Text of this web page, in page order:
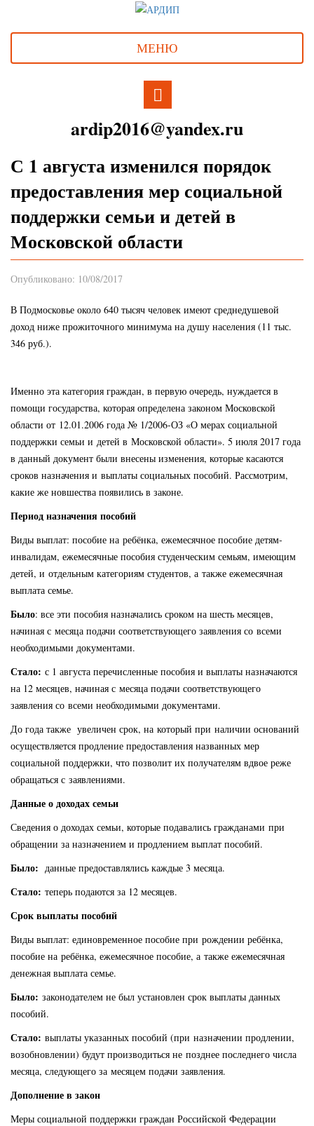
МЕНЮ
ardip2016@yandex.ru
С 1 августа изменился порядок
предоставления мер социальной
поддержки семьи и детей в
Московской области
Опубликовано: 10/08/2017
В Подмосковье около 640 тысяч человек имеют среднедушевой
доход ниже прожиточного минимума на душу населения (11 тыс.
346 руб.).
Именно эта категория граждан, в первую очередь, нуждается в
помощи государства, которая определена законом Московской
области от 12.01.2006 года № 1/2006-ОЗ «О мерах социальной
поддержки семьи и детей в Московской области». 5 июля 2017 года
в данный документ были внесены изменения, которые касаются
сроков назначения и выплаты социальных пособий. Рассмотрим,
какие же новшества появились в законе.
Период назначения пособий
Виды выплат: пособие на ребёнка, ежемесячное пособие детям-
инвалидам, ежемесячные пособия студенческим семьям, имеющим
детей, и отдельным категориям студентов, а также ежемесячная
выплата семье.
Было: все эти пособия назначались сроком на шесть месяцев,
начиная с месяца подачи соответствующего заявления со всеми
необходимыми документами.
Стало: с 1 августа перечисленные пособия и выплаты назначаются
на 12 месяцев, начиная с месяца подачи соответствующего
заявления со всеми необходимыми документами.
До года также увеличен срок, на который при наличии оснований
осуществляется продление предоставления названных мер
социальной поддержки, что позволит их получателям вдвое реже
обращаться с заявлениями.
Данные о доходах семьи
Сведения о доходах семьи, которые подавались гражданами при
обращении за назначением и продлением выплат пособий.
Было: данные предоставлялись каждые 3 месяца.
Стало: теперь подаются за 12 месяцев.
Срок выплаты пособий
Виды выплат: единовременное пособие при рождении ребёнка,
пособие на ребёнка, ежемесячное пособие, а также ежемесячная
денежная выплата семье.
Было: законодателем не был установлен срок выплаты данных
пособий.
Стало: выплаты указанных пособий (при назначении продлении,
возобновлении) будут производиться не позднее последнего числа
месяца, следующего за месяцем подачи заявления.
Дополнение в закон
Меры социальной поддержки граждан Российской Федерации